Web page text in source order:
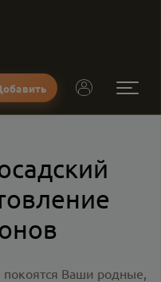
покоятся Ваши родные,